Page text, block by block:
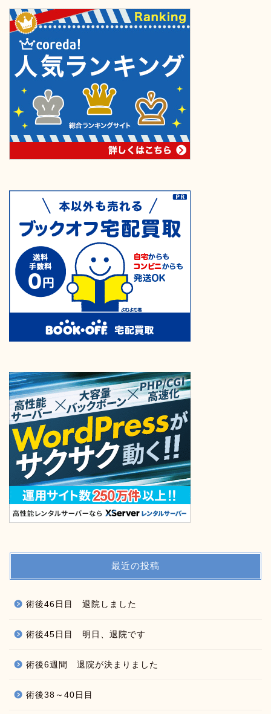
最近の投稿
術後46日目 退院しました
術後45日目 明日、退院です
術後6週間 退院が決まりました
術後38～40日目